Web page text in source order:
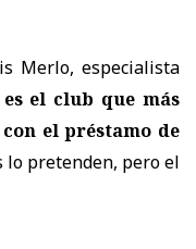
Merlo, especialista
es el club que más
el préstamo de
lo pretenden, pero el